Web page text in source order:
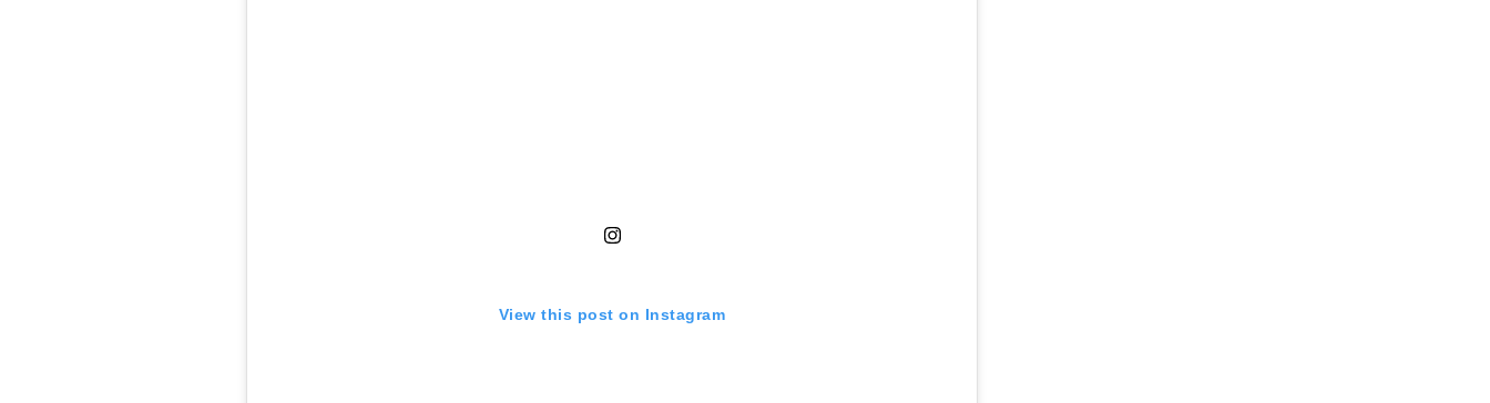
View this post on Instagram